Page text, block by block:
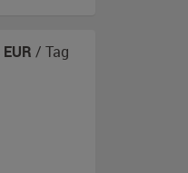
EUR / Tag